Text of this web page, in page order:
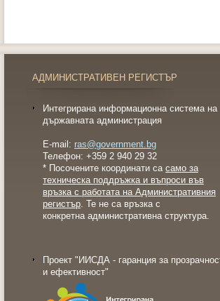
АДМИНИСТРАТИВЕН РЕГИСТЪР
Интегрирана информационна система на
държавната администрация
E-mail: ras@government.bg
Телефон: +359 2 940 29 32
* Посочените координати са само за
техническа поддръжка и въпроси във
връзка с работата на Административния
регистър. Те не са връзка с
конкретна административна структура.
Проект "ИИСДА - гаранция за
и ефективност"